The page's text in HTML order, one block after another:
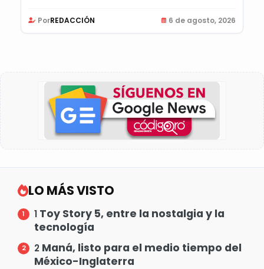
PorREDACCIÓN 6 de agosto, 2026
LO MÁS VISTO
1 Toy Story 5, entre la nostalgia y la
tecnología
2 Maná, listo para el medio tiempo del
México-Inglaterra